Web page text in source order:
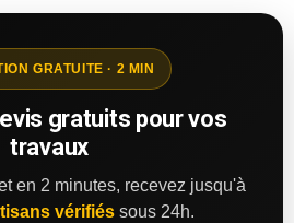
GRATUITE · 2 MIN
gratuits pour vos
travaux
en 2 minutes, recevez jusqu'à
vérifiéssous 24h.